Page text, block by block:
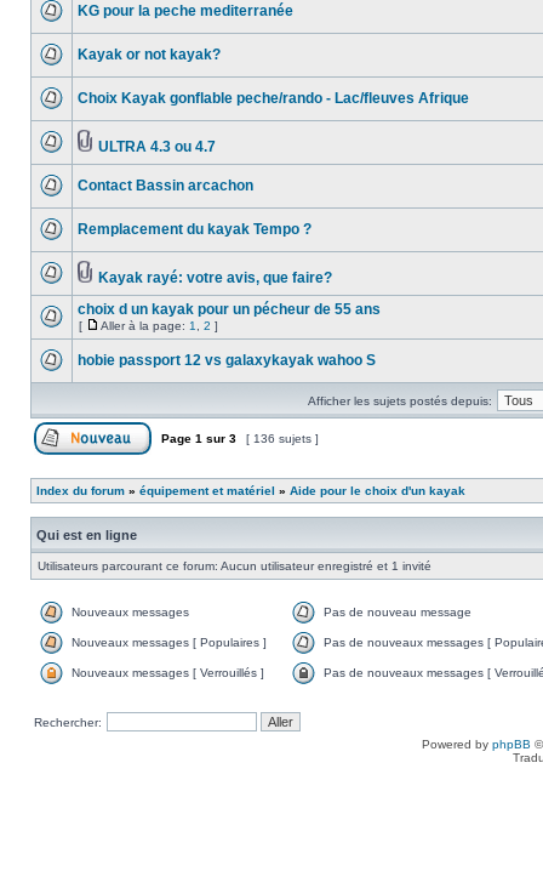
KG pour la peche mediterranée
Kayak or not kayak?
Choix Kayak gonflable peche/rando - Lac/fleuves Afrique
ULTRA 4.3 ou 4.7
Contact Bassin arcachon
Remplacement du kayak Tempo ?
Kayak rayé: votre avis, que faire?
choix d un kayak pour un pécheur de 55 ans
[ Aller à la page: 1 2 ]
hobie passport 12 vs galaxykayak wahoo S
Afficher les sujets postés depuis:
Page 1 sur 3 [ 136 sujets ]
Index du forum » équipement et matériel » Aide pour le choix d'un kayak
Qui est en ligne
Utilisateurs parcourant ce forum: Aucun utilisateur enregistré et 1 invité
Nouveaux messages Pas de nouveau message
Nouveaux messages [ Populaires ] Pas de nouveaux messages [
Nouveaux messages [ Verrouillés ] Pas de nouveaux messages [
Rechercher:
Powered by phpBB